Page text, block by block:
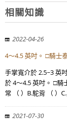
相關知識
2022-04-26
4～4.5 英吋。 □騎士
手掌寬介於 2.5~3 英
於 4～4.5 英吋。 □騎
常 （ ）B.駝背 （ ）
2021-07-30